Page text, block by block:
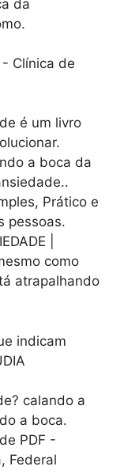
da
é um livro
a boca da
Prático e
pessoas.
|
como
atrapalhando
calando a
a boca.
PDF -
Federal